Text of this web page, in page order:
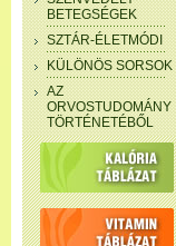
BETEGSÉGEK
SZTÁR-ÉLETMÓDI
KÜLÖNÖS SORSOK
AZ
ORVOSTUDOMÁNY
TÖRTÉNETÉBŐL